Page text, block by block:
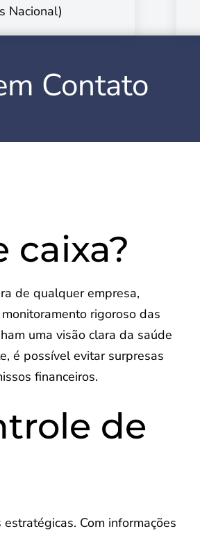
Nacional)
Contato
caixa?
de qualquer empresa,
rigoroso das
uma visão clara da saúde
é possível evitar surpresas
financeiros.
de
Com informações